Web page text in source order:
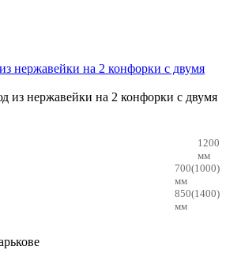
нержавейки на 2 конфорки с двумя
1200
мм
700(1000)
мм
850(1400)
мм